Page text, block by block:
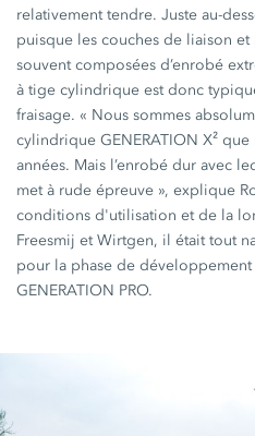
relativement tendre. Juste au-
puisque les couches de liaison et
souvent composées d’enrobé
à tige cylindrique est donc
fraisage. « Nous sommes
cylindriqueGENERATION X² que
années. Mais l’enrobé dur avec
met à rudeépreuve », explique
conditions d'utilisation et de la
Freesmij et Wirtgen, il était tout
pour la phase de
GENERATION PRO.